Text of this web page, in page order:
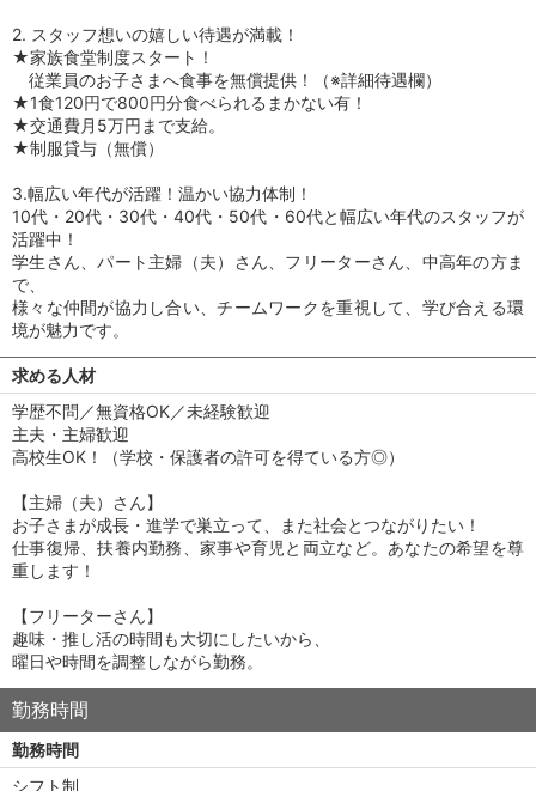
2. スタッフ想いの嬉しい待遇が満載！
★家族食堂制度スタート！
従業員のお子さまへ食事を無償提供！（※詳細待遇欄）
★1食120円で800円分食べられるまかない有！
★交通費月5万円まで支給。
★制服貸与（無償）
3.幅広い年代が活躍！温かい協力体制！
10代・20代・30代・40代・50代・60代と幅広い年代のスタッフが
活躍中！
学生さん、パート主婦（夫）さん、フリーターさん、中高年の方ま
で、
様々な仲間が協力し合い、チームワークを重視して、学び合える環
境が魅力です。
求める人材
学歴不問／無資格OK／未経験歓迎
主夫・主婦歓迎
高校生OK！（学校・保護者の許可を得ている方◎）
【主婦（夫）さん】
お子さまが成長・進学で巣立って、また社会とつながりたい！
仕事復帰、扶養内勤務、家事や育児と両立など。あなたの希望を尊
重します！
【フリーターさん】
趣味・推し活の時間も大切にしたいから、
曜日や時間を調整しながら勤務。
勤務時間
勤務時間
シフト制